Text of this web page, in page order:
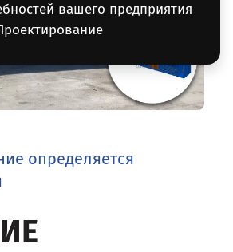
вашего предприятия
определяется